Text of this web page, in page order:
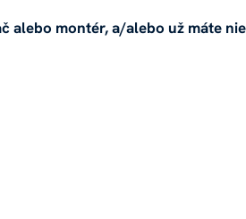
alebo montér, a/alebo už máte